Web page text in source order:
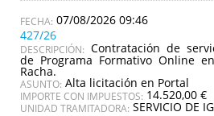
07/08/2026 09:46
427/26
DESCRIPCIÓN: Contratación de
de Programa Formativo Online
Racha.
ASUNTO: Alta licitación en Portal
IMPORTE CON IMPUESTOS: 14.520,00 €
UNIDAD TRAMITADORA: SERVICIO DE